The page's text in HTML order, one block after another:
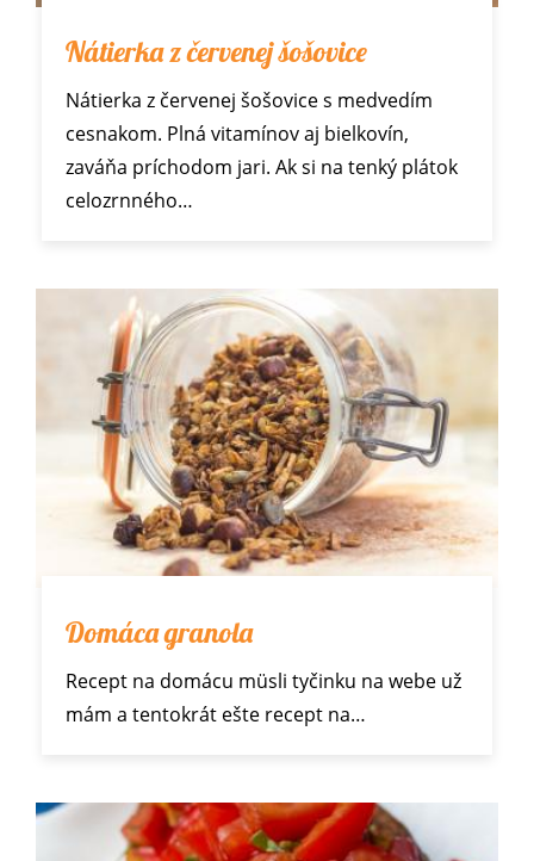
Nátierka z červenej šošovice
Nátierka z červenej šošovice s medvedím
cesnakom. Plná vitamínov aj bielkovín,
zaváňa príchodom jari. Ak si na tenký plátok
celozrnného…
Domáca granola
Recept na domácu müsli tyčinku na webe už
mám a tentokrát ešte recept na…